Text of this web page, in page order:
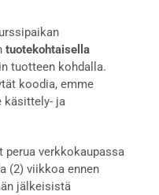
tuotekohtaisella
tuotteen kohdalla.
koodia, emme
käsittely- ja
perua verkkokaupassa
(2) viikkoa ennen
jälkeisistä